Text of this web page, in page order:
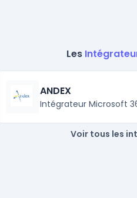
Les
ANDEX
Intégrateur Microsoft
Voir tous les